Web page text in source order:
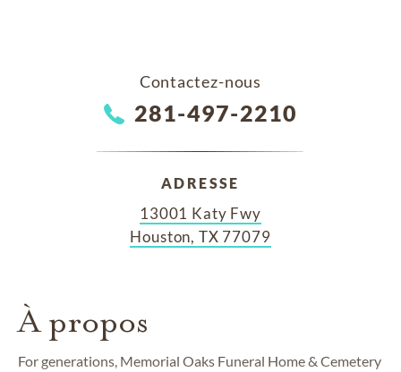
Contactez-nous
281-497-2210
ADRESSE
13001 Katy Fwy
Houston, TX 77079
À propos
For generations, Memorial Oaks Funeral Home & Cemetery